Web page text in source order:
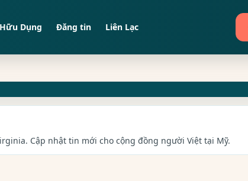
Hữu Dụng Đăng tin Liên Lạc
Cập nhật tin mới cho cộng đồng người Việt tại Mỹ.